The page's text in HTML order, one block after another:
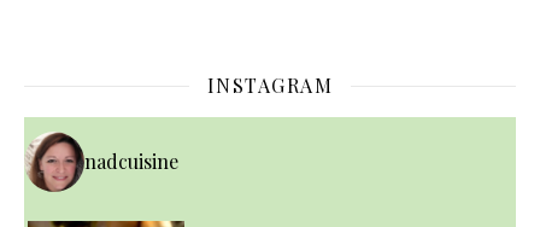
INSTAGRAM
nadcuisine